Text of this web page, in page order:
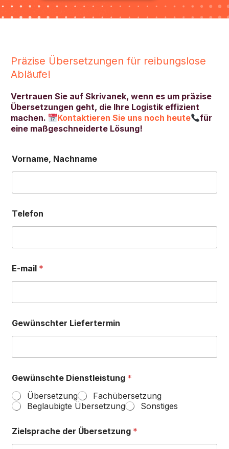
Präzise Übersetzungen für reibungslose
Abläufe!
Vertrauen Sie auf Skrivanek, wenn es um präzise
Übersetzungen geht, die Ihre Logistik effizient
machen.
Kontaktieren Sie uns noch heute
für
eine maßgeschneiderte Lösung!
Vorname, Nachname
Telefon
E-mail *
Gewünschter Liefertermin
Gewünschte Dienstleistung *
Übersetzung
Fachübersetzung
Beglaubigte Übersetzung
Sonstiges
Zielsprache der Übersetzung *